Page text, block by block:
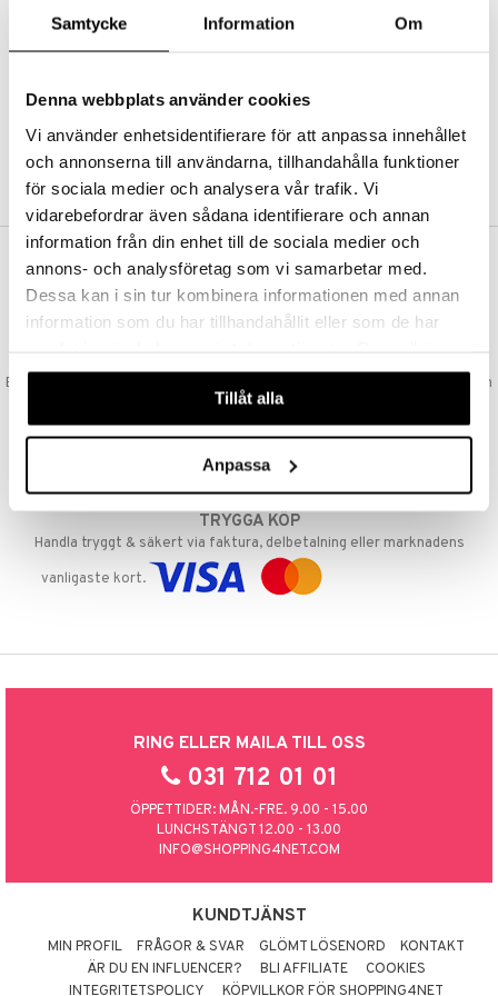
Samtycke Information Om
Denna webbplats använder cookies
Vi använder enhetsidentifierare för att anpassa innehållet
och annonserna till användarna, tillhandahålla funktioner
för sociala medier och analysera vår trafik. Vi
vidarebefordrar även sådana identifierare och annan
information från din enhet till de sociala medier och
annons- och analysföretag som vi samarbetar med.
Dessa kan i sin tur kombinera informationen med annan
information som du har tillhandahållit eller som de har
våra cookies vid fortsatt användande av vår webbplats.
Tillåt alla
Anpassa
Abonnemang
Bevaka produkter
Recensera produkter
SKAPA KUND
VAD KOSTAR FRAKTEN?
Vi erbjuder fri frakt från 350 kr. Vår gräns för fraktfri leverans bestäms
utifån vilken avdelning du handlar från. Läs mer här »
Beställningar lagda före 14:00 (gäller varor i lager) skickas normalt ut från
oss samma dag.
GODKÄND AV LÄKEMEDELSVERKET
EU-logotypen är symbolen som visar att vi är godkända av
TRYGGA KÖP
Handla tryggt & säkert via faktura, delbetalning eller marknadens
vanligaste kort.
RING ELLER MAILA TILL OSS
031 712 01 01
ÖPPETTIDER: MÅN.-FRE. 9.00 - 15.00
LUNCHSTÄNGT 12.00 - 13.00
INFO@SHOPPING4NET.COM
KUNDTJÄNST
MIN PROFIL FRÅGOR & SVAR GLÖMT LÖSENORD
KONTAKT
ÄR DU EN INFLUENCER?
BLI AFFILIATE
COOKIES
INTEGRITETSPOLICY
KÖPVILLKOR FÖR SHOPPING4NET